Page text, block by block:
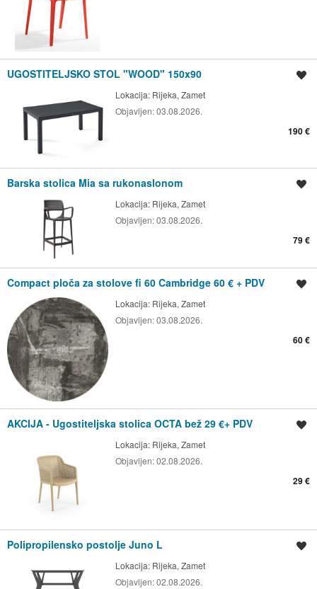
UGOSTITELJSKO STOL "WOOD" 150x90
Lokacija: Rijeka, Zamet
Objavljen:03.08.2026.
190 €
Barska stolica Mia sa rukonaslonom
Lokacija: Rijeka, Zamet
Objavljen:03.08.2026.
79 €
Compact ploča za stolove fi 60 Cambridge 60 € + PDV
Lokacija: Rijeka, Zamet
Objavljen:03.08.2026.
60 €
AKCIJA - Ugostiteljska stolica OCTA bež 29 €+ PDV
Lokacija: Rijeka, Zamet
Objavljen:02.08.2026.
29 €
Polipropilensko postolje Juno L
Lokacija: Rijeka, Zamet
Objavljen:02.08.2026.